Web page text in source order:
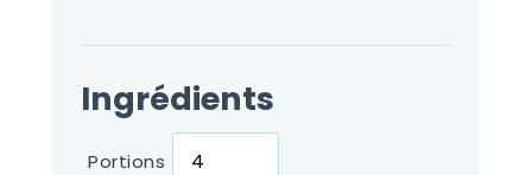
Ingrédients
Portions